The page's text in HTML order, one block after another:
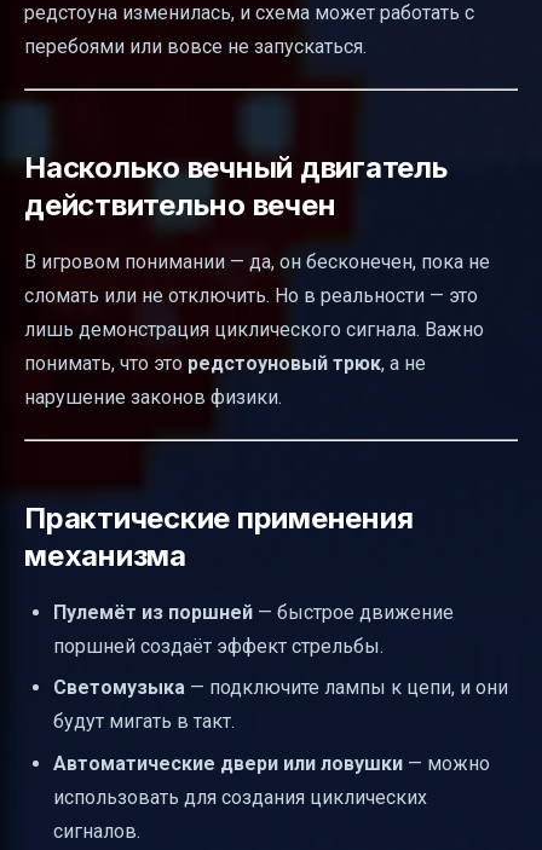
редстоуна изменилась, и схема может работать с
перебоями или вовсе не запускаться.
Насколько вечный двигатель
действительно вечен
В игровом понимании — да, он бесконечен, пока не
сломать или не отключить. Но в реальности — это
лишь демонстрация циклического сигнала. Важно
понимать, что это редстоуновый трюк, а не
нарушение законов физики.
Практические применения
механизма
Пулемёт из поршней — быстрое движение
поршней создаёт эффект стрельбы.
Светомузыка — подключите лампы к цепи, и они
будут мигать в такт.
Автоматические двери или ловушки — можно
использовать для создания циклических
сигналов.